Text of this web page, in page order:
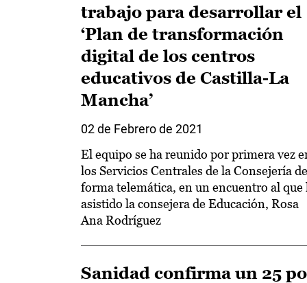
trabajo para desarrollar el
‘Plan de transformación
digital de los centros
educativos de Castilla-La
Mancha’
02 de Febrero de 2021
El equipo se ha reunido por primera vez
los Servicios Centrales de la Consejería de
forma telemática, en un encuentro al que
asistido la consejera de Educación, Rosa
Ana Rodríguez
Sanidad confirma un 25